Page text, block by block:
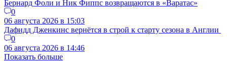
Бернард Фоли и Ник Фиппс возвращаются в «Варатас»
0
06 августа 2026 в 15:03
Дафидд Дженкинс вернётся в строй к старту сезона в Англии
0
06 августа 2026 в 14:46
Показать больше